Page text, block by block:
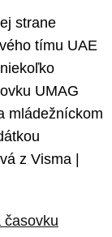
strane
tímu UAE
UMAG
mládežníckom
z Visma |
časovku